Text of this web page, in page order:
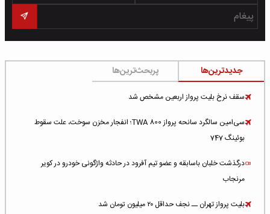
جدیدترین‌ها پربحث‌ترین‌ها
سقف نرخ بلیت پرواز اربعین مشخص شد
سی‌امین سالگرد سانحه پرواز TWA 800؛ انفجار مخزن سوخت، علت سقوط
بوئینگ 747
درگذشت خلبان باسابقه و عضو تیم آفرود در حادثه واژگونی خودرو در کویر
مرنجاب
بلیت پرواز تهران ــ نجف حداقل ۲۰ میلیون تومان شد